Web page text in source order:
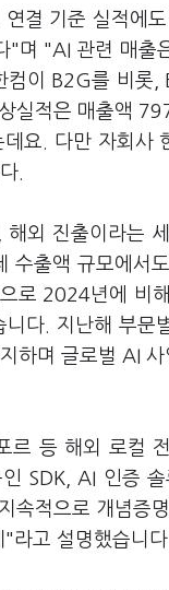
결 기준 실적에
"며 "AI 관련 매출
이 B2G를 비롯
실적은 매출액
요. 다만 자회사
.
외 진출이라는
수출액 규모에서
로 2024년에 비
다. 지난해 부문
하며 글로벌 AI
르 등 해외 로컬
SDK, AI 인증
속적으로 개념증
라고 설명했습니다.